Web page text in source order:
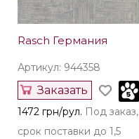
Rasch Германия
Артикул: 944358
Заказать
1472 грн/рул. Под заказ,
срок поставки до 1,5